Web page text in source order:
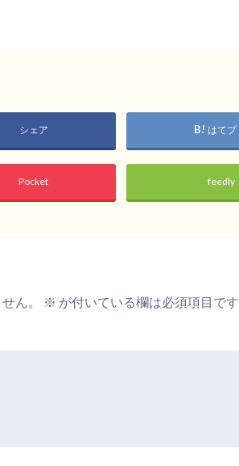
シェア はてブ
Pocket feedly
ん。 ※ が付いている欄は必須項目です